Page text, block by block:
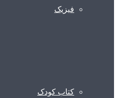
فیزیک
کتاب کودک